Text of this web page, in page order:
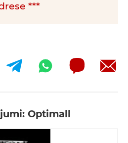
***
Optimall